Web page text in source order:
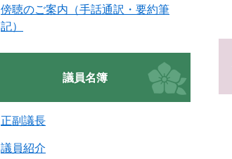
傍聴のご案内（手話通訳・要約筆
記）
議員名簿
正副議長
議員紹介